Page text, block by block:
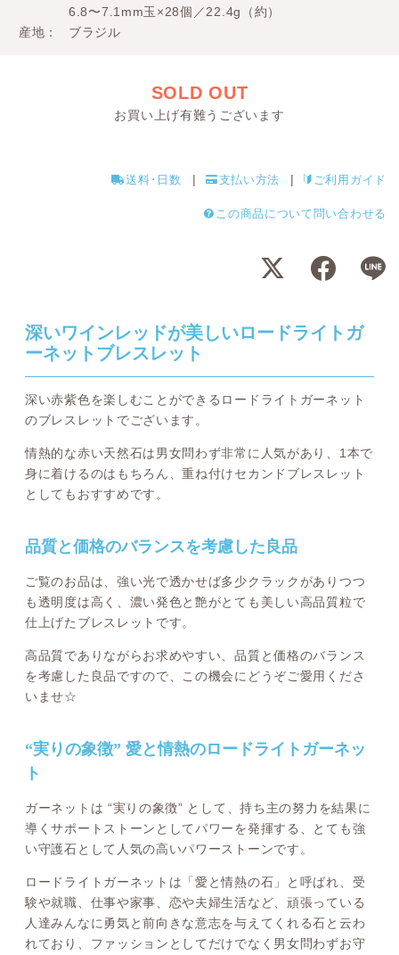
6.8〜7.1mm玉×28個／22.4g（約）
産地
ブラジル
SOLD OUT
お買い上げ有難うございます
送料･日数 支払い方法 ご利用ガイド
この商品について問い合わせる
深いワインレッドが美しいロードライトガ
ーネットブレスレット
深い赤紫色を楽しむことができるロードライトガーネット
のブレスレットでございます。
情熱的な赤い天然石は男女問わず非常に人気があり、1本で
身に着けるのはもちろん、重ね付けセカンドブレスレット
としてもおすすめです。
品質と価格のバランスを考慮した良品
ご覧のお品は、強い光で透かせば多少クラックがありつつ
も透明度は高く、濃い発色と艶がとても美しい高品質粒で
仕上げたブレスレットです。
高品質でありながらお求めやすい、品質と価格のバランス
を考慮した良品ですので、この機会にどうぞご愛用くださ
いませ☆
“実りの象徴” 愛と情熱のロードライトガーネッ
ト
ガーネットは “実りの象徴” として、持ち主の努力を結果に
導くサポートストーンとしてパワーを発揮する、とても強
い守護石として人気の高いパワーストーンです。
ロードライトガーネットは「愛と情熱の石」と呼ばれ、受
験や就職、仕事や家事、恋や夫婦生活など、頑張っている
人達みんなに勇気と前向きな意志を与えてくれる石と云わ
れており、ファッションとしてだけでなく男女問わずお守